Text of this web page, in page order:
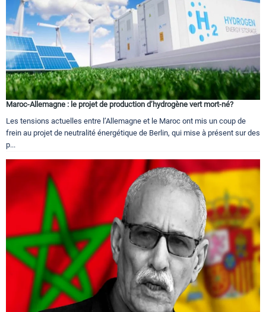
Maroc-Allemagne : le projet de production d’hydrogène vert mort-né?
Les tensions actuelles entre l’Allemagne et le Maroc ont mis un coup de
frein au projet de neutralité énergétique de Berlin, qui mise à présent sur des
p...